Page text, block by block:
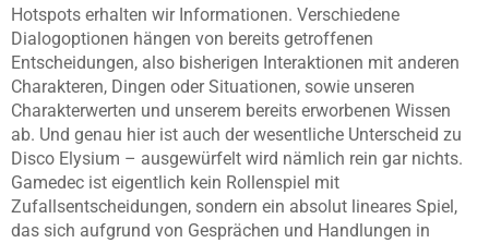
Hotspots erhalten wir Informationen. Verschiedene
Dialogoptionen hängen von bereits getroffenen
Entscheidungen, also bisherigen Interaktionen mit anderen
Charakteren, Dingen oder Situationen, sowie unseren
Charakterwerten und unserem bereits erworbenen Wissen
ab. Und genau hier ist auch der wesentliche Unterscheid zu
Disco Elysium – ausgewürfelt wird nämlich rein gar nichts.
Gamedec ist eigentlich kein Rollenspiel mit
Zufallsentscheidungen, sondern ein absolut lineares Spiel,
das sich aufgrund von Gesprächen und Handlungen in